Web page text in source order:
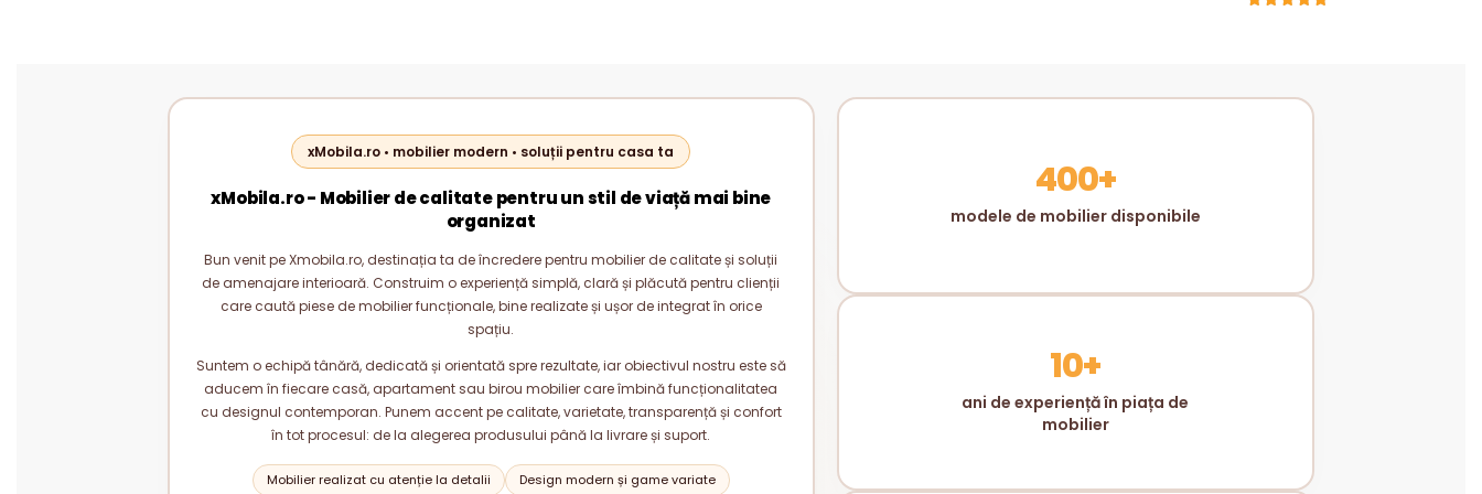
xMobila.ro • mobilier modern • soluții pentru casa ta
xMobila.ro - Mobilier de calitate pentru un stil de viață mai bine
organizat
Bun venit pe Xmobila.ro, destinația ta de încredere pentru mobilier de calitate și soluții
de amenajare interioară. Construim o experiență simplă, clară și plăcută pentru clienții
care caută piese de mobilier funcționale, bine realizate și ușor de integrat în orice
spațiu.
Suntem o echipă tânără, dedicată și orientată spre rezultate, iar obiectivul nostru este să
aducem în fiecare casă, apartament sau birou mobilier care îmbină funcționalitatea
cu designul contemporan. Punem accent pe calitate, varietate, transparență și confort
în tot procesul: de la alegerea produsului până la livrare și suport.
Mobilier realizat cu atenție la detalii Design modern și game variate
400+
modele de mobilier disponibile
10+
ani de experiență în piața de
mobilier